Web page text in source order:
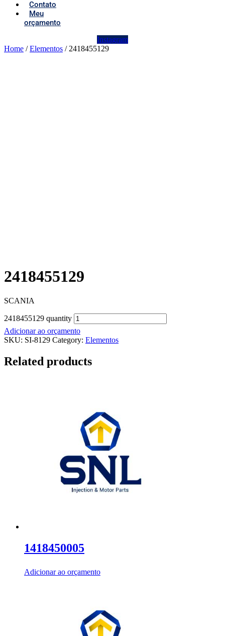
Contato
Meu
orçamento
Instagram
Home /Elementos / 2418455129
2418455129
SCANIA
2418455129 quantity
Adicionar ao orçamento
SKU: SI-8129 Category: Elementos
Related products
1418450005
Adicionar ao orçamento